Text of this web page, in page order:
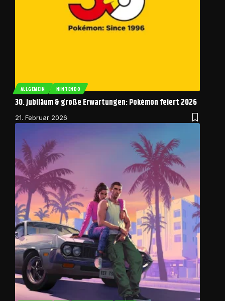
ALLGEMEIN NINTENDO
30. Jubiläum & große Erwartungen: Pokémon feiert 2026
21. Februar 2026